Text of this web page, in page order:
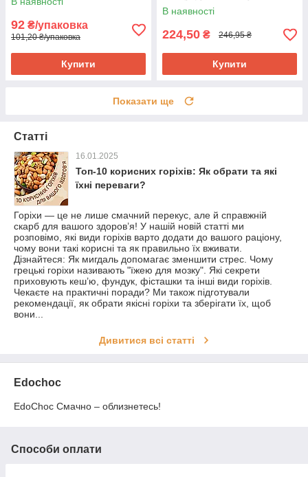
92 ₴/упаковка
101,20 ₴/упаковка
Купити
В наявності
224,50 ₴ 246,95 ₴
Купити
Показати ще
Статті
16.01.2025
Топ-10 корисних горіхів: Як обрати та які
їхні переваги?
Горіхи — це не лише смачний перекус, але й справжній
скарб для вашого здоров’я! У нашій новій статті ми
розповімо, які види горіхів варто додати до вашого раціону,
чому вони такі корисні та як правильно їх вживати.
Дізнайтеся: Як мигдаль допомагає зменшити стрес. Чому
грецькі горіхи називають "їжею для мозку". Які секрети
приховують кеш’ю, фундук, фісташки та інші види горіхів.
Чекаєте на практичні поради? Ми також підготували
рекомендації, як обрати якісні горіхи та зберігати їх, щоб
вони...
Дивитися всі статті
Edochoс
EdoChoc Смачно – облизнетесь!
Способи оплати